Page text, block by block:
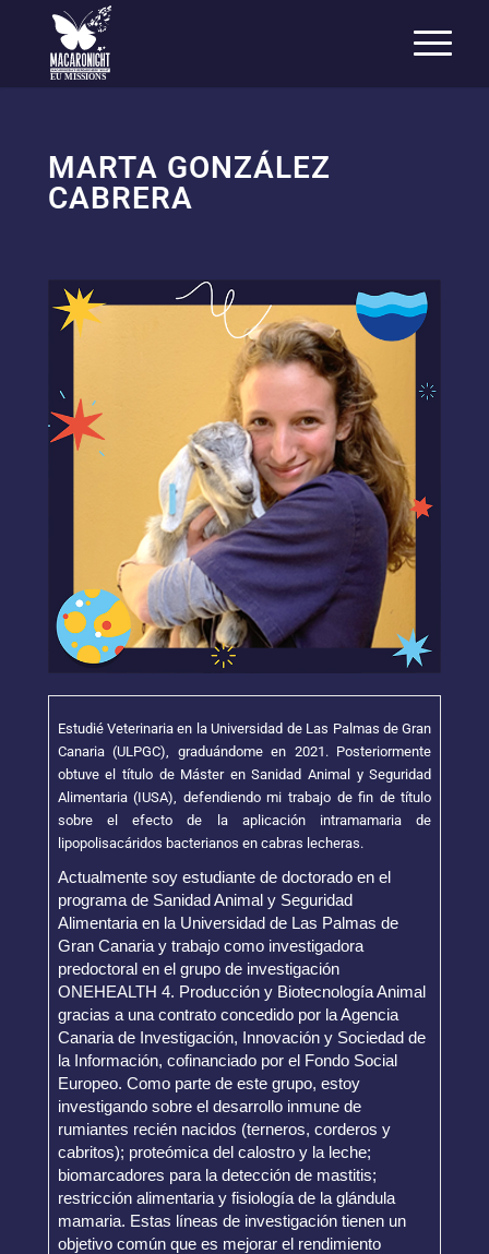
EU MISSIONS
MARTA GONZÁLEZ
CABRERA
Estudié Veterinaria en la Universidad de Las Palmas de Gran
Canaria (ULPGC), graduándome en 2021. Posteriormente
obtuve el título de Máster en Sanidad Animal y Seguridad
Alimentaria (IUSA), defendiendo mi trabajo de fin de título
sobre el efecto de la aplicación intramamaria de
lipopolisacáridos bacterianos en cabras lecheras.
Actualmente soy estudiante de doctorado en el
programa de Sanidad Animal y Seguridad
Alimentaria en la Universidad de Las Palmas de
Gran Canaria y trabajo como investigadora
predoctoral en el grupo de investigación
ONEHEALTH 4. Producción y Biotecnología Animal
gracias a una contrato concedido por la Agencia
Canaria de Investigación, Innovación y Sociedad de
la Información, cofinanciado por el Fondo Social
Europeo. Como parte de este grupo, estoy
investigando sobre el desarrollo inmune de
rumiantes recién nacidos (terneros, corderos y
cabritos); proteómica del calostro y la leche;
biomarcadores para la detección de mastitis;
restricción alimentaria y fisiología de la glándula
mamaria. Estas líneas de investigación tienen un
objetivo común que es mejorar el rendimiento